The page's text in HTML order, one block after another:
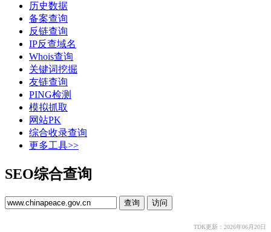
历史数据
备案查询
反链查询
IP反查域名
Whois查询
关键词挖掘
友链查询
PING检测
模拟抓取
网站PK
综合收录查询
更多工具>>
SEO综合查询
TDK更新：2026年06月20日